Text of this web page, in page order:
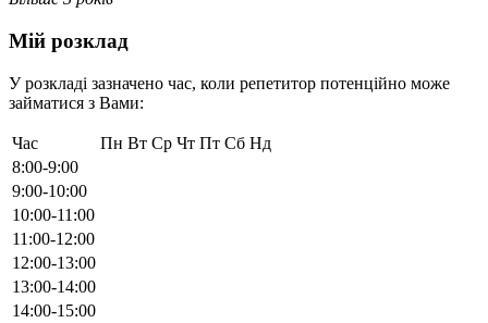
Мій розклад
У розкладі зазначено час, коли репетитор потенційно може
займатися з Вами:
Час Пн Вт Ср Чт Пт Сб Нд
8:00-9:00
9:00-10:00
10:00-11:00
11:00-12:00
12:00-13:00
13:00-14:00
14:00-15:00